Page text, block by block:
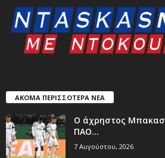
ΑΚΟΜΑ ΠΕΡΙΣΣΟΤΕΡΑ ΝΕΑ
Ο άχρηστος
ΠΑΟ…
7 Αυγούστου, 2026